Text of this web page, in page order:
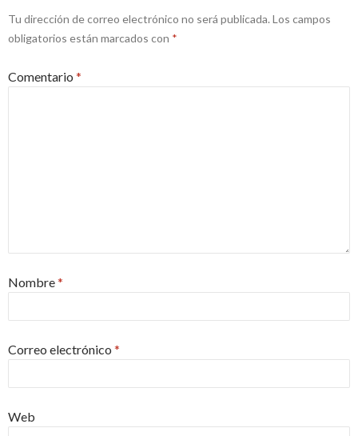
Tu dirección de correo electrónico no será publicada. Los campos
obligatorios están marcados con *
Comentario *
Nombre*
Correo electrónico *
Web